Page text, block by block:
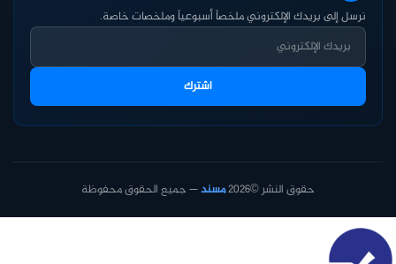
نرسل إلى بريدك الإلكتروني ملخصاً أسبوعياً وملخصات خاصة.
اشترك
حقوق النشر ©2026 مسند— جميع الحقوق محفوظة